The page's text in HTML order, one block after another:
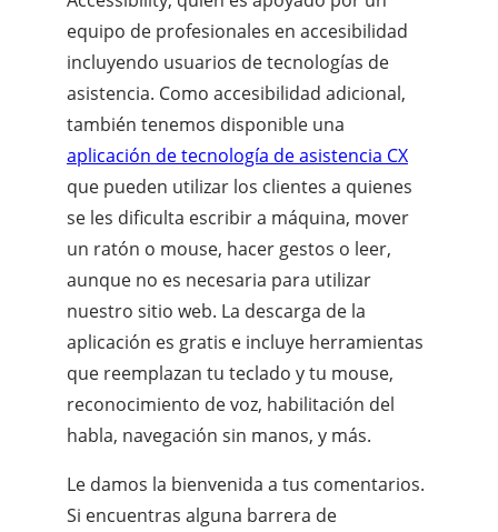
equipo de profesionales en accesibilidad
incluyendo usuarios de tecnologías de
asistencia. Como accesibilidad adicional,
también tenemos disponible una
aplicación de tecnología de asistencia CX
que pueden utilizar los clientes a quienes
se les dificulta escribir a máquina, mover
un ratón o mouse, hacer gestos o leer,
aunque no es necesaria para utilizar
nuestro sitio web. La descarga de la
aplicación es gratis e incluye herramientas
que reemplazan tu teclado y tu mouse,
reconocimiento de voz, habilitación del
habla, navegación sin manos, y más.
Le damos la bienvenida a tus comentarios.
Si encuentras alguna barrera de